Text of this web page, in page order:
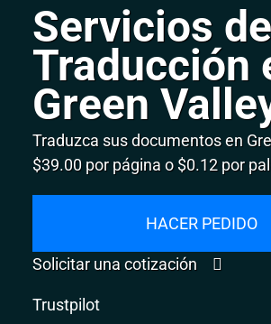
Servicios de
Traducción
Green
Traduzca sus documentos en
$39.00 por página o $0.12 por
HACER PEDIDO
Solicitar una cotización
Trustpilot